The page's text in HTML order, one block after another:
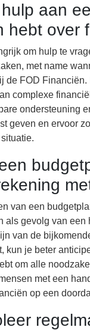
aan
hebt over
om hulp te
met name
de FOD
complexe
ondersteuning
geven en ervoor
van een
als gevolg van
van de
kun je beter
om alle
met een
op een